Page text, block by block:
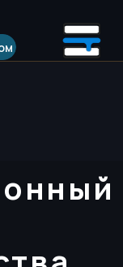
Санация